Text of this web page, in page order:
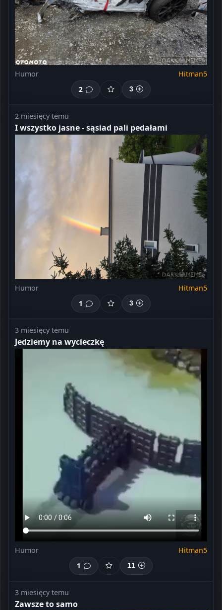
Humor
Hitman5
2
3
2 miesięcy temu
I wszystko jasne - sąsiad pali pedałami
Humor
Hitman5
1
3
3 miesięcy temu
Jedziemy na wycieczkę
Humor
Hitman5
1
11
3 miesięcy temu
Zawsze to samo